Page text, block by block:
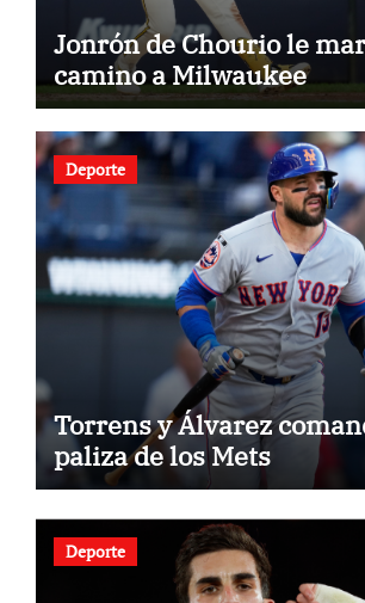
Jonrón de Chourio le
camino a Milwaukee
Deporte
Torrens y Álvarez
paliza de los Mets
Deporte